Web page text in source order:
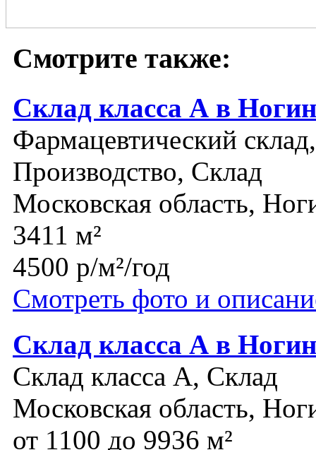
Смотрите также:
Склад класса А в
Фармацевтический
Производство, Склад
Московская область,
3411 м²
4500 р/м²/год
Смотреть фото и
Склад класса А в
Склад класса A, Склад
Московская область,
от 1100 до 9936 м²